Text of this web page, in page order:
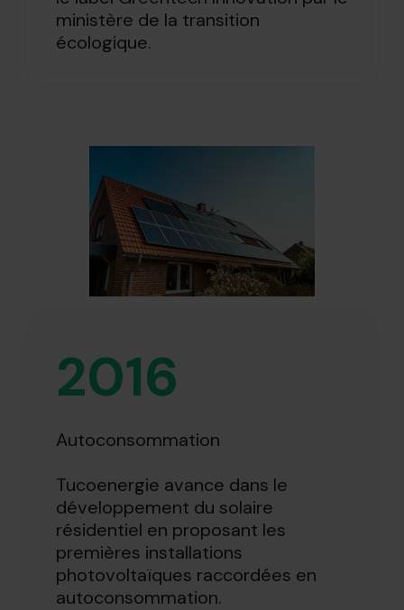
ministère de la transition
écologique.
2016
Autoconsommation
Tucoenergie avance dans le
développement du solaire
résidentiel en proposant les
premières installations
photovoltaïques raccordées en
autoconsommation.